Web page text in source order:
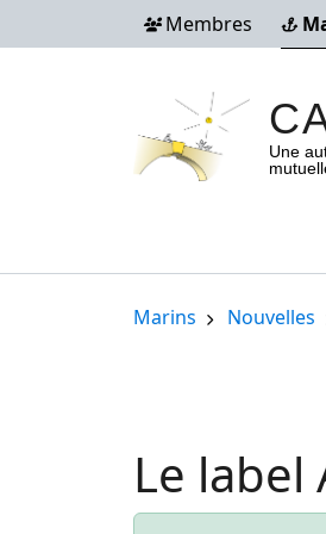
Aller au contenu principal
Membres
Une
Fil d'Ariane
Marins Nouvelles
Le